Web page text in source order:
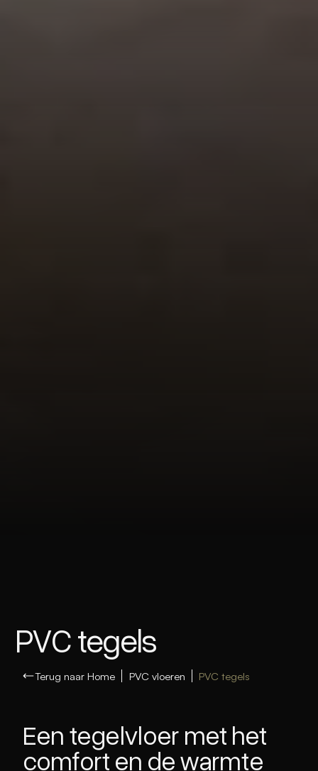
PVC tegels
Terug naar Home PVC vloeren PVC tegels
Een tegelvloer met het
comfort en de warmte